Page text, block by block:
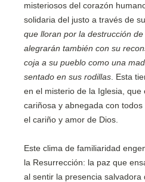
misteriosos del corazón
solidaria del justo a través de
que lloran por la destrucción
alegrarán también con su
coja a su pueblo como una
sentado en sus rodillas . Esta
en el misterio de la Iglesia, que
cariñosa y abnegada con
el cariño y amor de Dios.
Este clima de familiaridad
la Resurrección: la paz que
al sentir la presencia salvadora